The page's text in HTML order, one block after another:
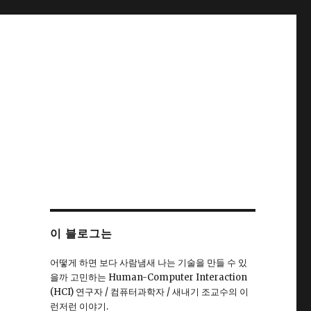
이 블로그는
어떻게 하면 보다 사람냄새 나는 기술을 만들 수 있
을까 고민하는 Human-Computer Interaction
(HCI) 연구자 / 컴퓨터과학자 / 새내기 조교수의 이
런저런 이야기.